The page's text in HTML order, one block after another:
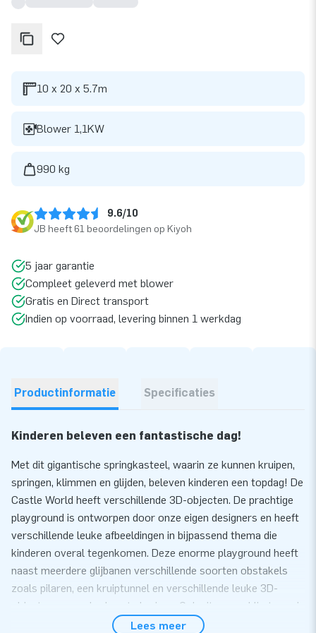
10 x 20 x 5.7m
Blower 1,1KW
990 kg
9.6/10
JB heeft 61 beoordelingen op Kiyoh
5 jaar garantie
Compleet geleverd met blower
Gratis en Direct transport
Indien op voorraad, levering binnen 1 werkdag
Productinformatie Specificaties
Kinderen beleven een fantastische dag!
Met dit gigantische springkasteel, waarin ze kunnen kruipen,
springen, klimmen en glijden, beleven kinderen een topdag! De
Castle World heeft verschillende 3D-objecten. De prachtige
playground is ontworpen door onze eigen designers en heeft
verschillende leuke afbeeldingen in bijpassend thema die
kinderen overal tegenkomen. Deze enorme playground heeft
naast meerdere glijbanen verschillende soorten obstakels
zoals pilaren, een kruiptunnel en verschillende leuke 3D-
objecten om onderdoor te kruipen. Ook zit er een klimtoren in
waar de kinderen omhoog kunnen klimmen. De klimtoren is
Lees meer